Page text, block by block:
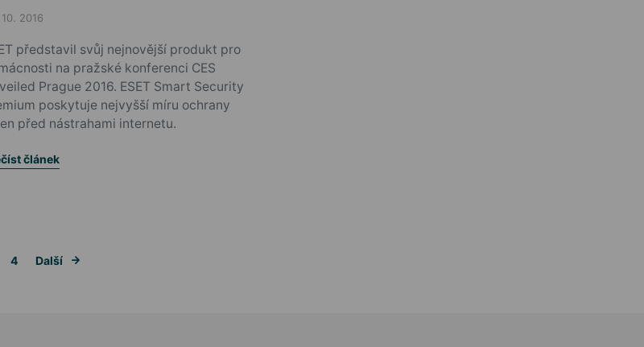
on
2016
představil svůj nejnovější produkt pro
na pražské konferenci CES
Prague 2016. ESET Smart Security
poskytuje nejvyšší míru ochrany
před nástrahami internetu.
článek
příspěvků
4 Další